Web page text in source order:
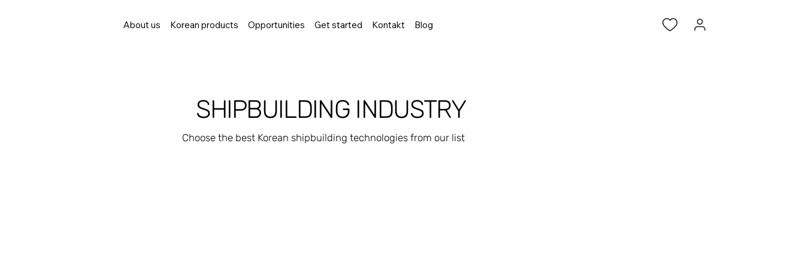
About us Korean products Opportunities Get started Kontakt Blog
SHIPBUILDING INDUSTRY
Choose the best Korean shipbuilding technologies from our list